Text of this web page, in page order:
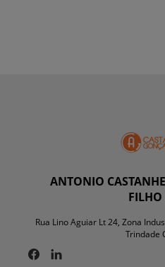
ANTONIO
Rua Lino Aguiar Lt 24, Zona
Trindade